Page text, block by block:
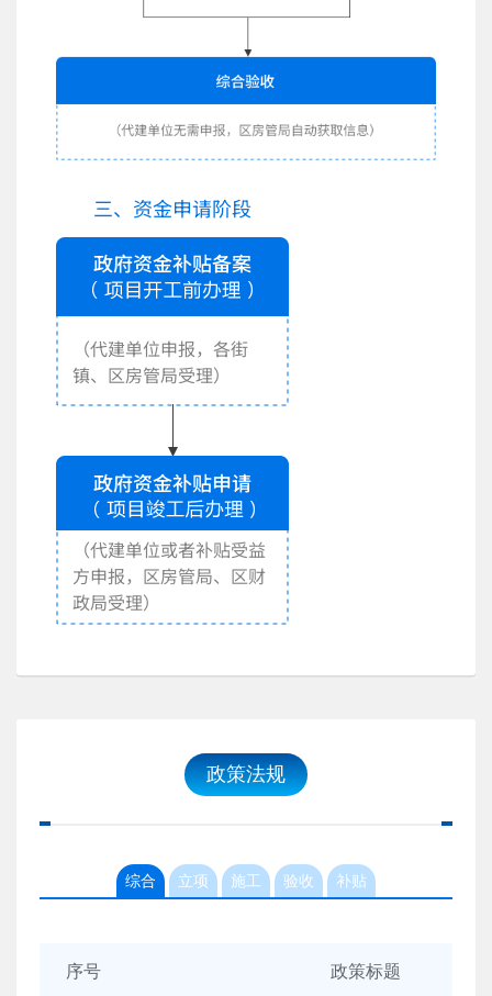
政策法规
综合 立项 施工 验收 补贴
序号 政策标题